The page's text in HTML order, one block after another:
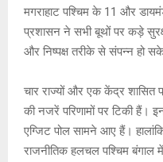
मगराहाट पश्चिम के 11 और
प्रशासन ने सभी बूथों पर कड़े
और निष्पक्ष तरीके से संपन्न हो
चार राज्यों और एक केंद्र शासित
की नजरें परिणामों पर टिकी
एग्जिट पोल सामने आए हैं।
राजनीतिक हलचल पश्चिम बंगाल